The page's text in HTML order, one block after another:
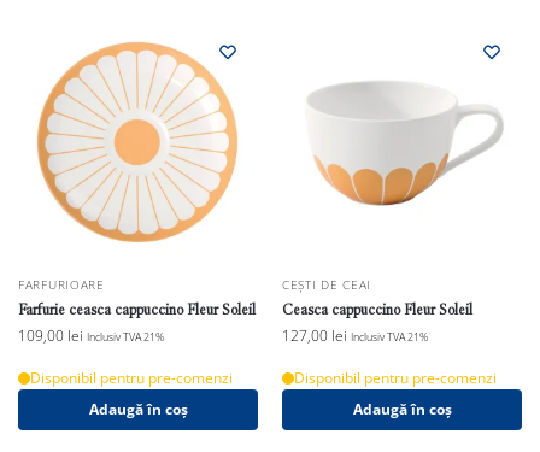
FARFURIOARE
Farfurie ceasca cappuccino Fleur Soleil
109,00 lei Inclusiv TVA 21%
Disponibil pentru pre-comenzi
Adaugă în coș
CEȘTI DE CEAI
Ceasca cappuccino Fleur Soleil
127,00 lei Inclusiv TVA 21%
Disponibil pentru pre-comenzi
Adaugă în coș